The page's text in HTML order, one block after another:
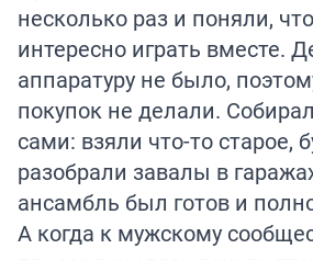
несколько раз и поняли,
интересно играть вместе.
аппаратуру не было,
покупок не делали.
сами: взяли что-то старое,
разобрали завалы в
ансамбль был готов и
А когда к мужскому